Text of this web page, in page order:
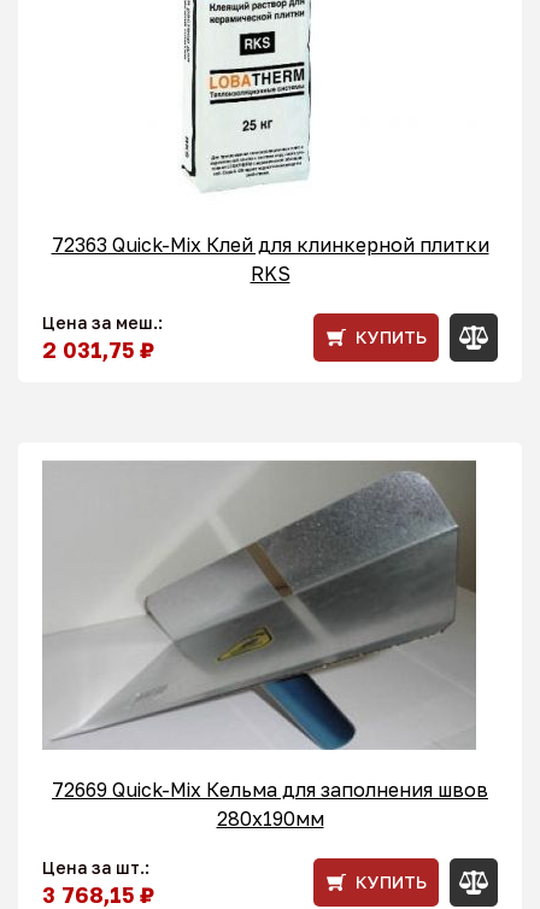
72363 Quick-Mix Клей для клинкерной плитки
RKS
Цена за меш.:
2 031,75 ₽ КУПИТЬ
72669 Quick-Mix Кельма для заполнения швов
280x190мм
Цена за шт.:
3 768,15 ₽ КУПИТЬ